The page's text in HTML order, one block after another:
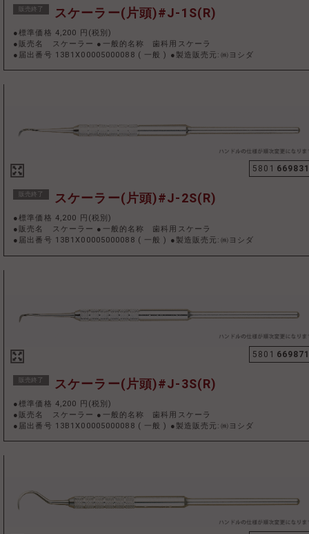
販売終了 スケーラー(片頭)#J-1S(R)
●標準価格 4,200 円(税別)
●販売名 スケーラー ●一般的名称 歯科用スケーラ
●届出番号 13B1X00005000088 ( 一般) ●製造販売元:㈱ヨシダ
5801
販売終了 スケーラー(片頭)#J-2S(R)
●標準価格 4,200 円(税別)
●販売名 スケーラー ●一般的名称 歯科用スケーラ
●届出番号 13B1X00005000088 ( 一般 ) ●製造販売元:㈱ヨシダ
5801
販売終了 スケーラー(片頭)#J-3S(R)
●標準価格 4,200 円(税別)
●販売名 スケーラー ●一般的名称 歯科用スケーラ
●届出番号 13B1X00005000088 ( 一般) ●製造販売元:㈱ヨシダ